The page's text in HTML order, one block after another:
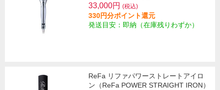
33,000円 (税込)
330円分ポイント還元
発送目安：即納（在庫残りわずか）
ReFa リファパワーストレートアイロ
ン（ReFa POWER STRAIGHT IRON）